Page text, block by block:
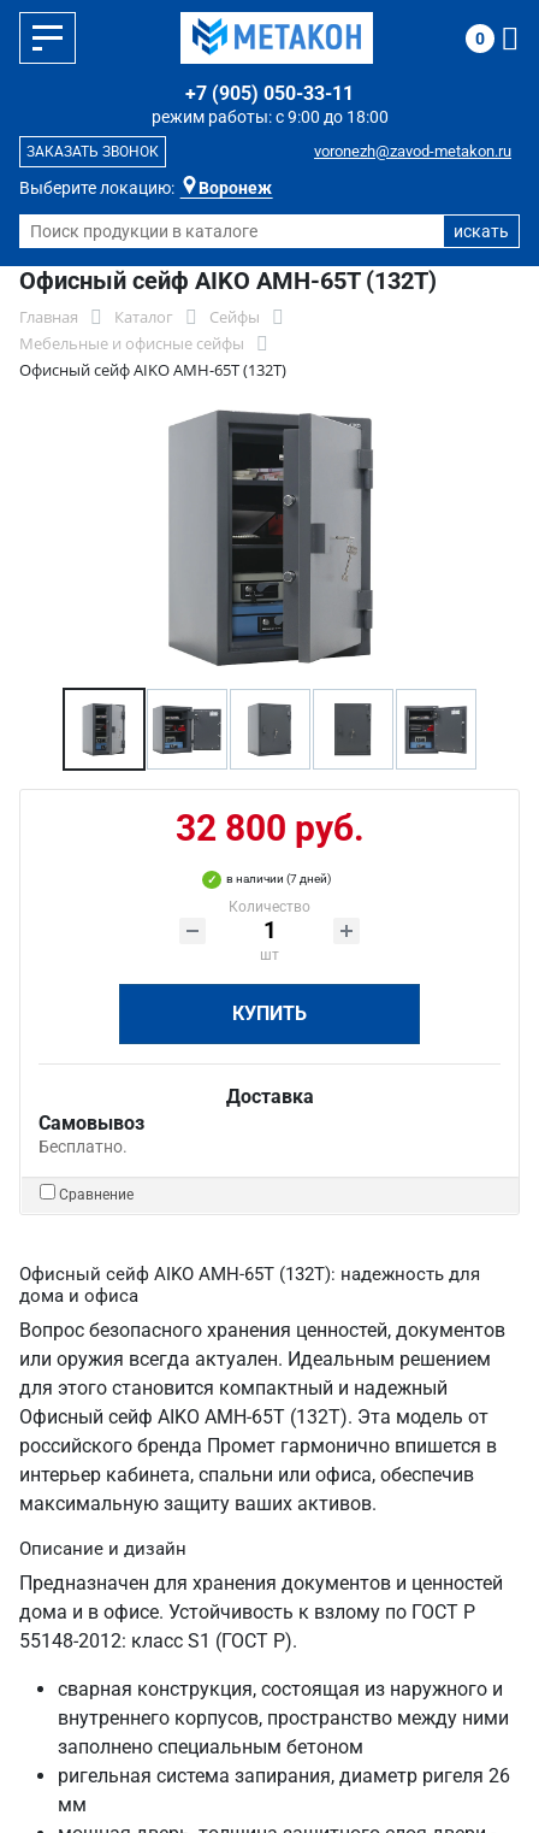
Выберите локацию: Воронеж
режим работы: с 9:00 до 18:00
+7 (905) 050-33-11
voronezh@zavod-metakon.ru
ЗАКАЗАТЬ ЗВОНОК
0
Офисный сейф AIKO AMH-65T (132T)
Главная Каталог
Сейфы
Мебельные и офисные сейфы
Офисный сейф AIKO AMH-65T (132T)
32 800 руб.
в наличии (7 дней)
Количество
шт
КУПИТЬ
Доставка
Самовывоз
Бесплатно.
Сравнение
Офисный сейф AIKO AMH-65T (132T): надежность для
дома и офиса
Вопрос безопасного хранения ценностей, документов
или оружия всегда актуален. Идеальным решением
для этого становится компактный и надежный
Офисный сейф AIKO AMH-65T (132T). Эта модель от
российского бренда Промет гармонично впишется в
интерьер кабинета, спальни или офиса, обеспечив
максимальную защиту ваших активов.
Описание и дизайн
Предназначен для хранения документов и ценностей
дома и в офисе. Устойчивость к взлому по ГОСТ Р
55148-2012: класс S1 (ГОСТ Р).
сварная конструкция, состоящая из наружного и
внутреннего корпусов, пространство между ними
заполнено специальным бетоном
ригельная система запирания, диаметр ригеля 26
мм